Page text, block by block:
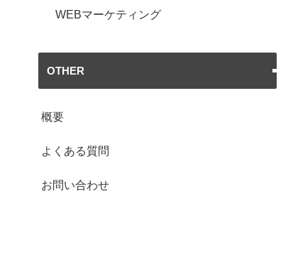
WEBマーケティング
OTHER
概要
よくある質問
お問い合わせ